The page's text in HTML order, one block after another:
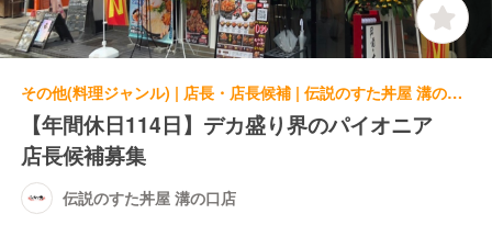
その他(料理ジャンル) | 店長・店長候補 | 伝説のすた丼屋 溝の口店
【年間休日114日】デカ盛り界のパイオニア
店長候補募集
伝説のすた丼屋 溝の口店